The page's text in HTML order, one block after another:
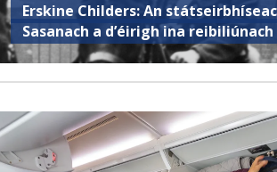
Erskine Childers: An
Sasanach a d’éirigh ina reibiliúnach